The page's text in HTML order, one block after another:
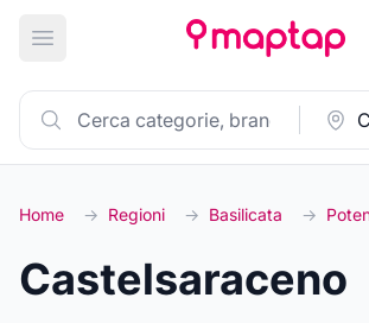
Apri menu principale
Home → Regioni → Basilicata →
Castelsaraceno